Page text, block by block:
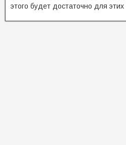
этого будет достаточно для